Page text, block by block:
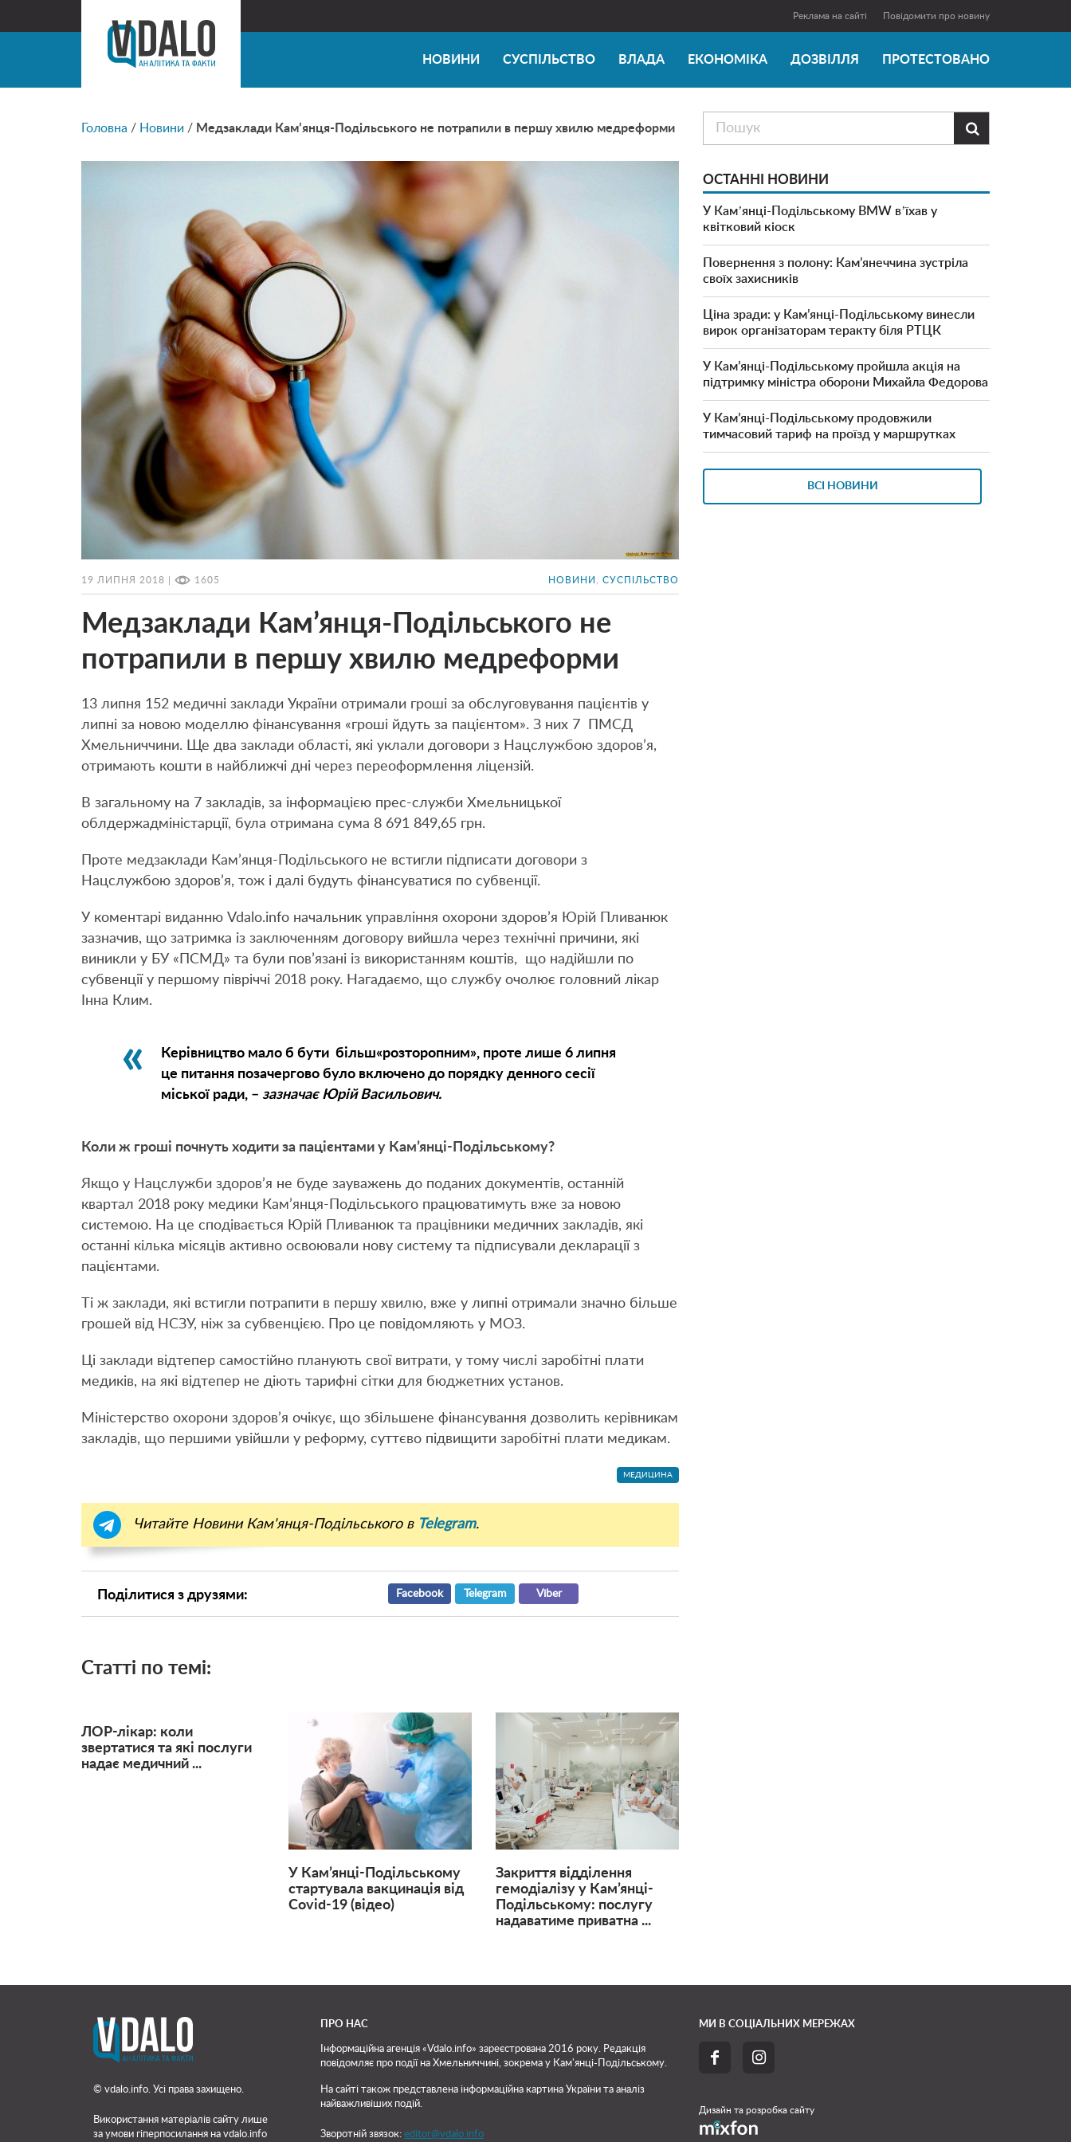
Реклама на сайті Повідомити про новину
НОВИНИ СУСПІЛЬСТВО ВЛАДА ЕКОНОМІКА ДОЗВІЛЛЯ ПРОТЕСТОВАНО
Головна / Новини / Медзаклади Кам’янця-Подільського не потрапили в першу хвилю медреформи
19 ЛИПНЯ 2018 | 1605 НОВИНИ СУСПІЛЬСТВО
Медзаклади Кам’янця-Подільського не
потрапили в першу хвилю медреформи
13 липня 152 медичні заклади України отримали гроші за обслуговування пацієнтів у
липні за новою моделлю фінансування «гроші йдуть за пацієнтом». З них 7 ПМСД
Хмельниччини. Ще два заклади області, які уклали договори з Нацслужбою здоров’я,
отримають кошти в найближчі дні через переоформлення ліцензій.
В загальному на 7 закладів, за інформацією прес-служби Хмельницької
облдержадміністарції, була отримана сума 8 691 849,65 грн.
Проте медзаклади Кам’янця-Подільського не встигли підписати договори з
Нацслужбою здоров’я, тож і далі будуть фінансуватися по субвенції.
У коментарі виданню Vdalo.info начальник управління охорони здоров’я Юрій Пливанюк
зазначив, що затримка із заключенням договору вийшла через технічні причини, які
виникли у БУ «ПСМД» та були пов’язані із використанням коштів, що надійшли по
субвенції у першому півріччі 2018 року. Нагадаємо, що службу очолює головний лікар
Інна Клим.
Керівництво мало б бути більш«розторопним», проте лише 6 липня
це питання позачергово було включено до порядку денного сесії
міської ради, – зазначає Юрій Васильович.
Коли ж гроші почнуть ходити за пацієнтами у Кам’янці-Подільському?
Якщо у Нацслужби здоров’я не буде зауважень до поданих документів, останній
квартал 2018 року медики Кам’янця-Подільського працюватимуть вже за новою
системою. На це сподівається Юрій Пливанюк та працівники медичних закладів, які
останні кілька місяців активно освоювали нову систему та підписували декларації з
пацієнтами.
Ті ж заклади, які встигли потрапити в першу хвилю, вже у липні отримали значно більше
грошей від НСЗУ, ніж за субвенцією. Про це повідомляють у МОЗ.
Ці заклади відтепер самостійно планують свої витрати, у тому числі заробітні плати
медиків, на які відтепер не діють тарифні сітки для бюджетних установ.
Міністерство охорони здоров’я очікує, що збільшене фінансування дозволить керівникам
закладів, що першими увійшли у реформу, суттєво підвищити заробітні плати медикам.
МЕДИЦИНА
Читайте Новини Кам'янця-Подільського в Telegram.
Поділитися з друзями: Facebook Telegram Viber
Статті по темі:
ЛОР-лікар: коли
звертатися та які послуги
надає медичний ...
У Кам’янці-Подільському
стартувала вакцинація від
Covid-19 (відео)
Закриття відділення
гемодіалізу у Кам’янці-
Подільському: послугу
надаватиме приватна ...

ОСТАННІ НОВИНИ
У Камʼянці-Подільському BMW вʼїхав у
квітковий кіоск
Повернення з полону: Кам’янеччина зустріла
своїх захисників
Ціна зради: у Кам’янці-Подільському винесли
вирок організаторам теракту біля РТЦК
У Кам’янці-Подільському пройшла акція на
підтримку міністра оборони Михайла Федорова
У Кам’янці-Подільському продовжили
тимчасовий тариф на проїзд у маршрутках
ВСІ НОВИНИ
© vdalo.info. Усі права захищено.
Використання матеріалів сайту лише
за умови гіперпосилання на vdalo.info
ПРО НАС
Інформаційна агенція «Vdalo.info» зареєстрована 2016 року. Редакція
повідомляє про події на Хмельниччині, зокрема у Кам'янці-Подільському.
На сайті також представлена інформаційна картина України та аналіз
найважливіших подій.
Зворотній звязок: editor@vdalo.info
МИ В СОЦІАЛЬНИХ МЕРЕЖАХ
 
Дизайн та розробка сайту